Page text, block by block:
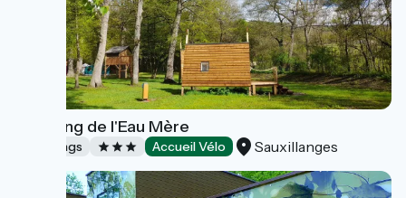
Camping de l'Eau Mère
Campings Accueil Vélo Sauxillanges